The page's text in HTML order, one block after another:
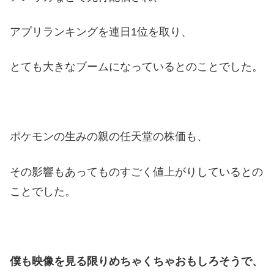
アプリランキングを連日1位を取り、
とても大きなブームになっているとのことでした。
ポケモンの生みの親の任天堂の株価も、
その影響もあってものすごく値上がりしているとの
ことでした。
僕も映像を見る限りめちゃくちゃおもしろそうで、